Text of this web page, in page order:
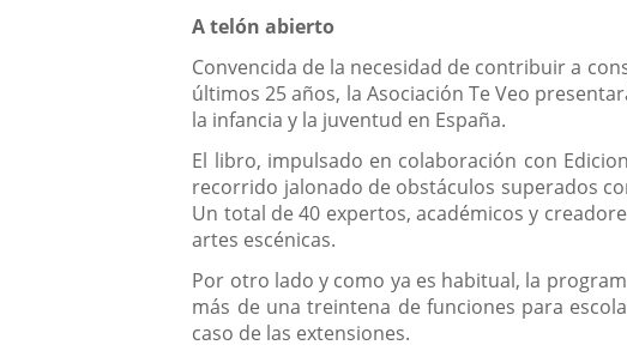
A telón abierto
Convencida de la necesidad de contribuir a
últimos 25 años, la Asociación Te Veo
la infancia y la juventud en España.
El libro, impulsado en colaboración con
recorrido jalonado de obstáculos superados
Un total de 40 expertos, académicos y
artes escénicas.
Por otro lado y como ya es habitual, la
más de una treintena de funciones para
caso de las extensiones.